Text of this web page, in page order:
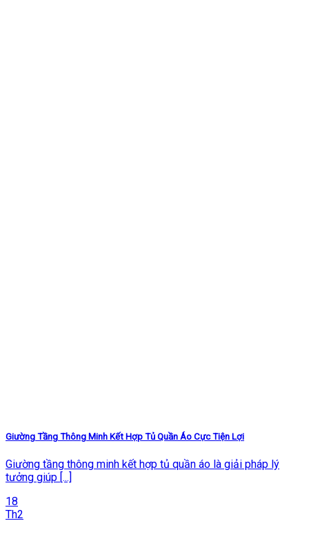
Giường Tầng Thông Minh Kết Hợp Tủ Quần Áo Cực Tiện Lợi
Giường tầng thông minh kết hợp tủ quần áo là giải pháp lý
tưởng giúp [...]
18
Th2